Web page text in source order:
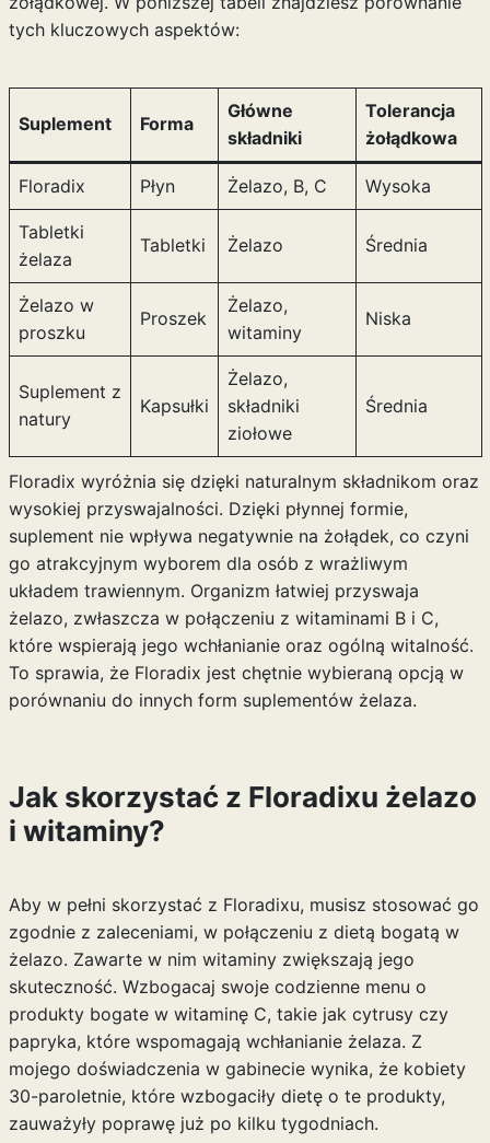
tych kluczowych aspektów:
Suplement Forma
Główne
składniki
Tolerancja
żołądkowa
Floradix Płyn Żelazo, B, C Wysoka
Tabletki
żelaza
Tabletki Żelazo Średnia
Żelazo w
proszku
Proszek
Żelazo,
witaminy
Niska
Suplement z
natury
Kapsułki
Żelazo,
składniki
ziołowe
Średnia
Floradix wyróżnia się dzięki naturalnym składnikom oraz
wysokiej przyswajalności. Dzięki płynnej formie,
suplement nie wpływa negatywnie na żołądek, co czyni
go atrakcyjnym wyborem dla osób z wrażliwym
układem trawiennym. Organizm łatwiej przyswaja
żelazo, zwłaszcza w połączeniu z witaminami B i C,
które wspierają jego wchłanianie oraz ogólną witalność.
To sprawia, że Floradix jest chętnie wybieraną opcją w
porównaniu do innych form suplementów żelaza.
Jak skorzystać z Floradixu żelazo
i witaminy?
Aby w pełni skorzystać z Floradixu, musisz stosować go
zgodnie z zaleceniami, w połączeniu z dietą bogatą w
żelazo. Zawarte w nim witaminy zwiększają jego
skuteczność. Wzbogacaj swoje codzienne menu o
produkty bogate w witaminę C, takie jak cytrusy czy
papryka, które wspomagają wchłanianie żelaza. Z
mojego doświadczenia w gabinecie wynika, że kobiety
30-paroletnie, które wzbogaciły dietę o te produkty,
zauważyły poprawę już po kilku tygodniach.